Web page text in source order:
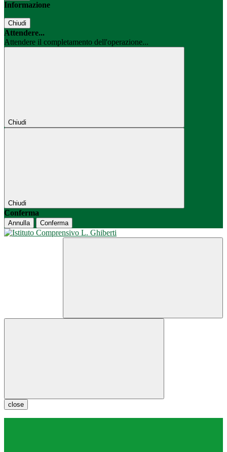
Informazione
Chiudi
Attendere...
Attendere il completamento dell'operazione...
Chiudi
Chiudi
Conferma
Annulla Conferma
close